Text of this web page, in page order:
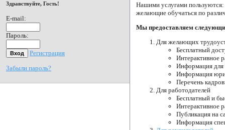
Здравствуйте, Гость!
E-mail:
Пароль:
Регистрация
Забыли пароль?
Нашими услугами
желающие обучаться по
Мы предоставляем
Для желающих
Бесплатный
Интерактивное
Информация для
Информация
Перечень
Для работодателей
Бесплатный и
Интерактивное
Публикация на
Информация